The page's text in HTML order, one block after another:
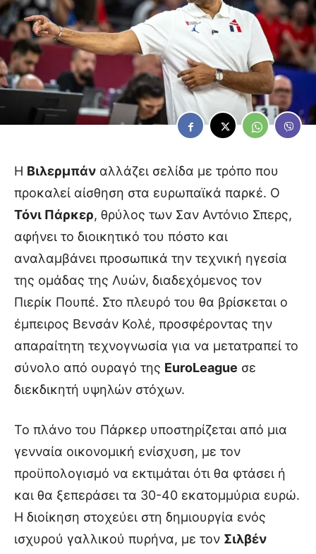
Η Βιλερμπάν αλλάζει σελίδα με τρόπο που
προκαλεί αίσθηση στα ευρωπαϊκά παρκέ. Ο
Τόνι Πάρκερ, θρύλος των Σαν Αντόνιο Σπερς,
αφήνει το διοικητικό του πόστο και
αναλαμβάνει προσωπικά την τεχνική ηγεσία
της ομάδας της Λυών, διαδεχόμενος τον
Πιερίκ Πουπέ. Στο πλευρό του θα βρίσκεται ο
έμπειρος Βενσάν Κολέ, προσφέροντας την
απαραίτητη τεχνογνωσία για να μετατραπεί το
σύνολο από ουραγό της EuroLeague σε
διεκδικητή υψηλών στόχων.
Το πλάνο του Πάρκερ υποστηρίζεται από μια
γενναία οικονομική ενίσχυση, με τον
προϋπολογισμό να εκτιμάται ότι θα φτάσει ή
και θα ξεπεράσει τα 30-40 εκατομμύρια ευρώ.
Η διοίκηση στοχεύει στη δημιουργία ενός
ισχυρού γαλλικού πυρήνα, με τον Σιλβέν